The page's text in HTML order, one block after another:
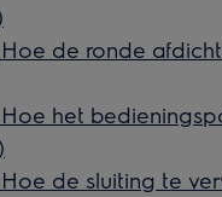
de ronde
het
de sluiting te